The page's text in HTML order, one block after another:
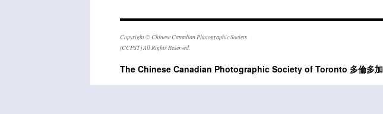
Copyright © Chinese Canadian Photographic Society
(CCPST) All Rights Reserved.
The Chinese Canadian Photographic Society of Toronto 多倫多加